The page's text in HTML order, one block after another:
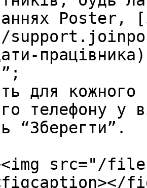
Poster,
для кожного
телефону у
“Зберегти”.
src="/files/